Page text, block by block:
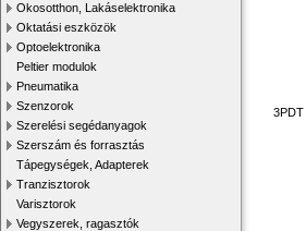
Okosotthon, Lakáselektronika
Oktatási eszközök
Optoelektronika
Peltier modulok
Pneumatika
Szenzorok
Szerelési segédanyagok
Szerszám és forrasztás
Tápegységek, Adapterek
Tranzisztorok
Varisztorok
Vegyszerek, ragasztók